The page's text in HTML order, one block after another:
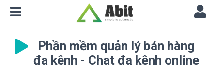
Phần mềm quản lý bán hàng
đa kênh - Chat đa kênh online